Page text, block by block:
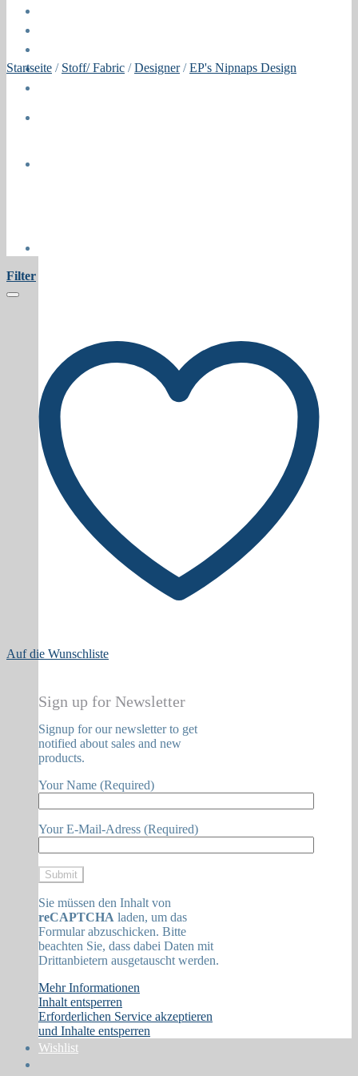
Press
Sign up for Newsletter
Signup for our newsletter to get
notified about sales and new
products.
Your Name (Required)
Your E-Mail-Adress (Required)
Sie müssen den Inhalt von
reCAPTCHA laden, um das
Formular abzuschicken. Bitte
beachten Sie, dass dabei Daten mit
Drittanbietern ausgetauscht werden.
Mehr Informationen
Inhalt entsperren
Erforderlichen Service akzeptieren
und Inhalte entsperren
Wishlist
Startseite / Stoff/ Fabric / Designer / EP's Nipnaps Design
Filter
Auf die Wunschliste